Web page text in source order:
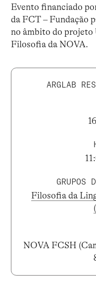
Evento financiado
da FCT – Fundação
no âmbito do
Filosofia da NOVA.
ARGLAB
GRUPOS
Filosofia da
NOVA FCSH